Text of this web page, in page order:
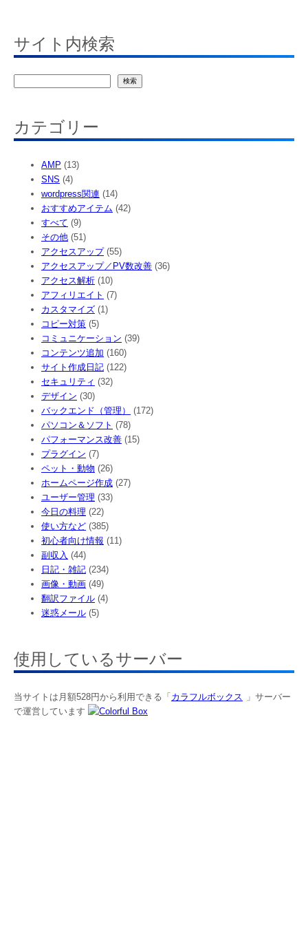
サイト内検索
検索
カテゴリー
AMP (13)
SNS (4)
wordpress関連 (14)
おすすめアイテム (42)
すべて (9)
その他 (51)
アクセスアップ(55)
アクセスアップ／PV数改善 (36)
アクセス解析 (10)
アフィリエイト (7)
カスタマイズ (1)
コピー対策 (5)
コミュニケーション (39)
コンテンツ追加 (160)
サイト作成日記 (122)
セキュリティ (32)
デザイン (30)
バックエンド（管理）
(172)
パソコン＆ソフト (78)
パフォーマンス改善 (15)
プラグイン (7)
ペット・動物 (26)
ホームページ作成 (27)
ユーザー管理 (33)
今日の料理 (22)
使い方など (385)
初心者向け情報 (11)
副収入 (44)
日記・雑記 (234)
画像・動画 (49)
翻訳ファイル (4)
迷惑メール (5)
使用しているサーバー
当サイトは月額528円から利用できる「 カラフルボックス
」サーバー
で運営しています